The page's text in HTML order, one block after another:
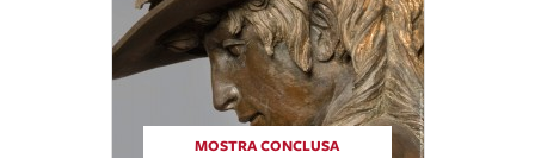
MOSTRA CONCLUSA